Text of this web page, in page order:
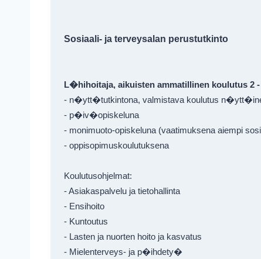
Sosiaali- ja terveysalan perustutkinto
L�hihoitaja, aikuisten ammatillinen koulutus 2 -
- n�ytt�tutkintona, valmistava koulutus
- p�iv�opiskeluna
- monimuoto-opiskeluna (vaatimuksena aiempi
- oppisopimuskoulutuksena
Koulutusohjelmat:
- Asiakaspalvelu ja tietohallinta
- Ensihoito
- Kuntoutus
- Lasten ja nuorten hoito ja kasvatus
- Mielenterveys- ja p�ihdety�